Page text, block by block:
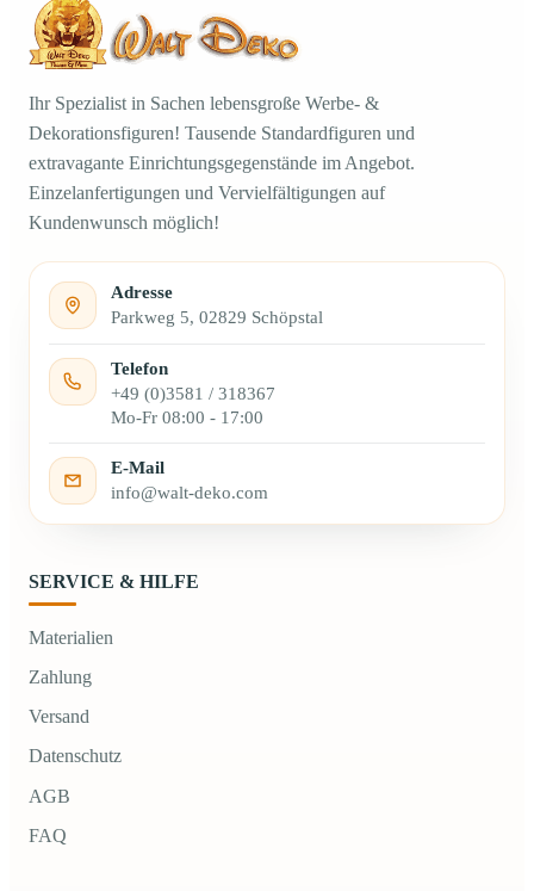
Ihr Spezialist in Sachen lebensgroße Werbe- &
Dekorationsfiguren! Tausende Standardfiguren und
extravagante Einrichtungsgegenstände im Angebot.
Einzelanfertigungen und Vervielfältigungen auf
Kundenwunsch möglich!
Adresse
Parkweg 5, 02829 Schöpstal
Telefon
+49 (0)3581 / 318367
Mo-Fr 08:00 - 17:00
E-Mail
info@walt-deko.com
SERVICE & HILFE
Materialien
Zahlung
Versand
Datenschutz
AGB
FAQ